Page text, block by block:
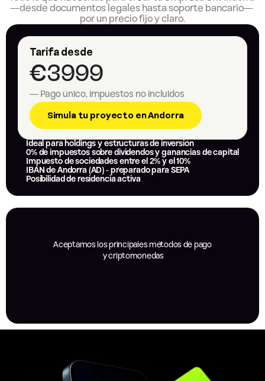
—desde documentos legales hasta soporte bancario—
por un precio fijo y claro.
Ideal para holdings y estructuras de inversión
0% de impuestos sobre dividendos y ganancias de capital
Impuesto de sociedades entre el 2% y el 10%
IBAN de Andorra (AD) - preparado para SEPA
Posibilidad de residencia activa
Tarifa desde
€3999
— Pago único, impuestos no incluidos
Simula tu proyecto en Andorra
Aceptamos los principales métodos de pago
y criptomonedas